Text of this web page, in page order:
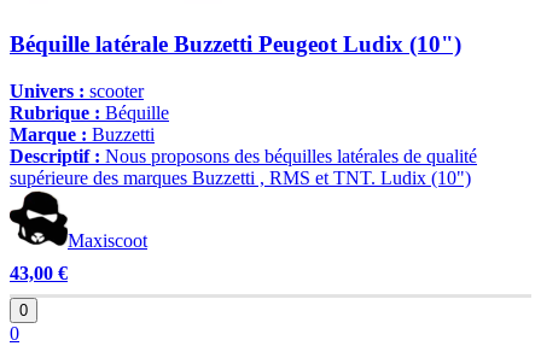
Béquille latérale Buzzetti Peugeot Ludix (10")
Univers : scooter
Rubrique : Béquille
Marque : Buzzetti
Descriptif : Nous proposons des béquilles latérales de qualité
supérieure des marques Buzzetti , RMS et TNT. Ludix (10")
Maxiscoot
43,00 €
0
0